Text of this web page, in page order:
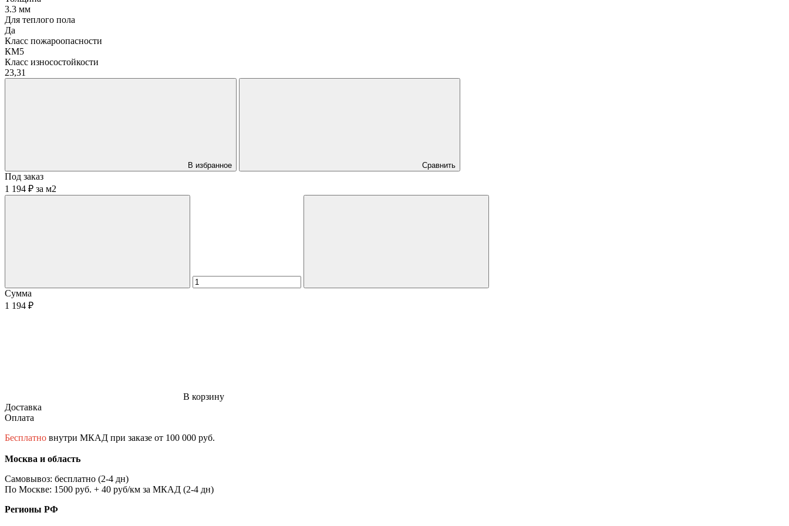
3.3 мм
Для теплого пола
Да
Класс пожароопасности
КМ5
Класс износостойкости
23,31
В избранное Сравнить
Под заказ
1 194 ₽ за м2
Сумма
1 194 ₽
В корзину
Доставка
Оплата
Бесплатно внутри МКАД при заказе от 100 000 руб.
Москва и область
Самовывоз: бесплатно (2-4 дн)
По Москве: 1500 руб. + 40 руб/км за МКАД (2-4 дн)
Регионы РФ